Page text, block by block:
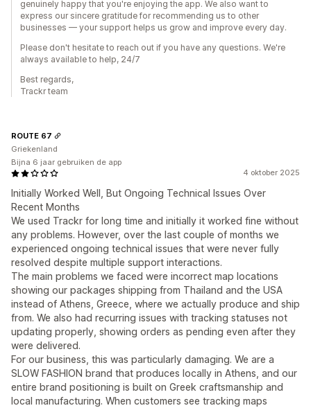
genuinely happy that you're enjoying the app. We also want to
express our sincere gratitude for recommending us to other
businesses — your support helps us grow and improve every day.
Please don't hesitate to reach out if you have any questions. We're
always available to help, 24/7
Best regards,
Trackr team
4 oktober 2025
Initially Worked Well, But Ongoing Technical Issues Over
Recent Months
We used Trackr for long time and initially it worked fine without
any problems. However, over the last couple of months we
experienced ongoing technical issues that were never fully
resolved despite multiple support interactions.
The main problems we faced were incorrect map locations
showing our packages shipping from Thailand and the USA
instead of Athens, Greece, where we actually produce and ship
from. We also had recurring issues with tracking statuses not
updating properly, showing orders as pending even after they
were delivered.
For our business, this was particularly damaging. We are a
SLOW FASHION brand that produces locally in Athens, and our
entire brand positioning is built on Greek craftsmanship and
local manufacturing. When customers see tracking maps
ROUTE 67
Griekenland
Bijna 6 jaar gebruiken de app